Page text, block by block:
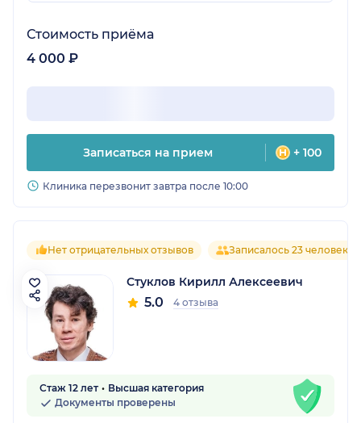
Стоимость приёма
4 000 ₽
Записаться на прием + 100
Клиника перезвонит завтра после 10:00
Нет отрицательных отзывов Записалось 23 человека
Стуклов Кирилл Алексеевич
5.0 4 отзыва
Стаж 12 лет
Высшая категория
Документы проверены